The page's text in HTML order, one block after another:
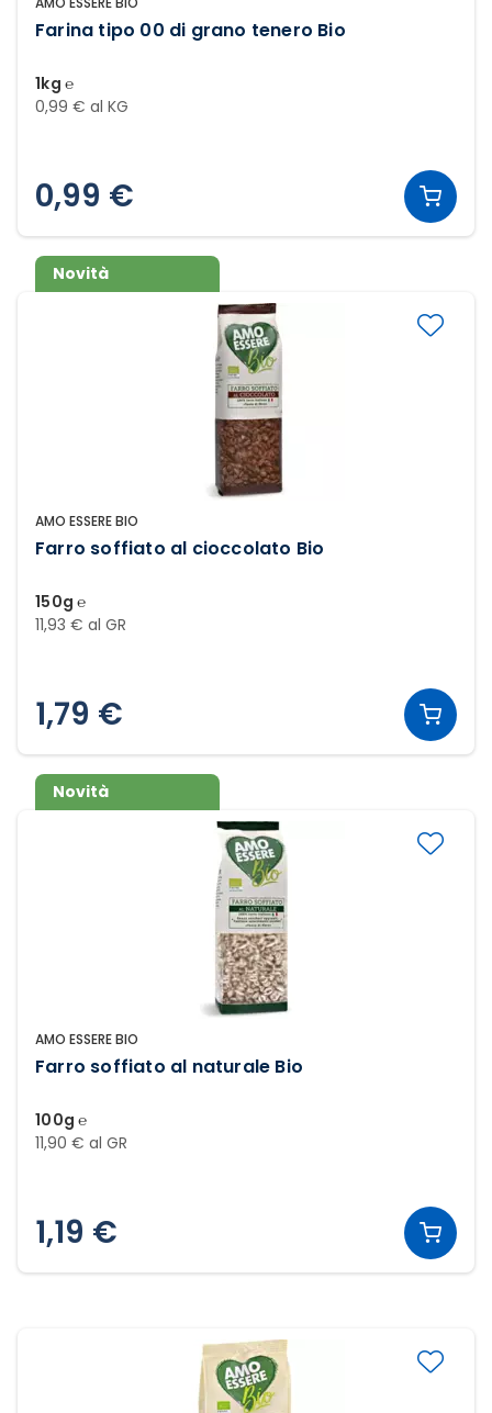
Farina tipo 00 di grano tenero Bio
1kg ℮
0,99 € al KG
0,99 €
AMO ESSERE BIO
Farro soffiato al cioccolato Bio
150g ℮
11,93 € al GR
Novità
1,79 €
AMO ESSERE BIO
Farro soffiato al naturale Bio
100g ℮
11,90 € al GR
Novità
1,19 €